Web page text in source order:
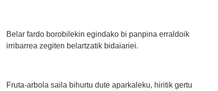
Belar fardo borobilekin egindako bi panpina erraldoik
irribarrea zegiten belartzatik bidaiariei.
Fruta-arbola saila bihurtu dute aparkaleku, hiritik gertu